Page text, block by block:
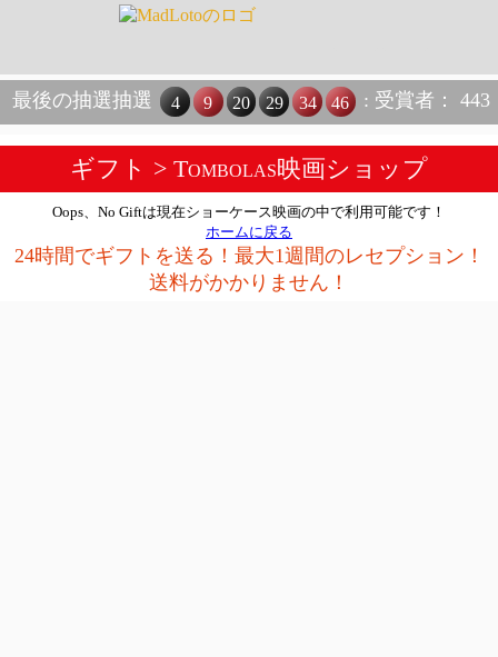
最後の抽選抽選 4 9 20 29 34 46 : 受賞者： 443
ギフト > Tombolas映画ショップ
Oops、No Giftは現在ショーケース映画の中で利用可能です！
ホームに戻る
24時間でギフトを送る！最大1週間のレセプション！
送料がかかりません！